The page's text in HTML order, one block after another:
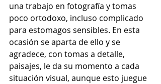
una trabajo en fotografía y tomas
poco ortodoxo, incluso complicado
para estomagos sensibles. En esta
ocasión se aparta de ello y se
agradece, con tomas a detalle,
paisajes, le da su momento a cada
situación visual, aunque esto juegue